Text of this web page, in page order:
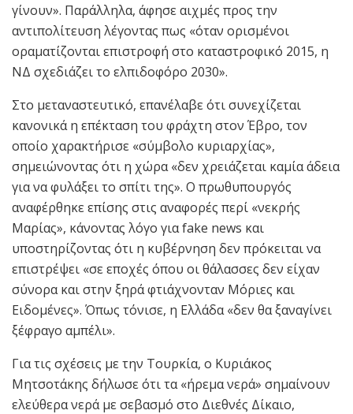
γίνουν». Παράλληλα, άφησε αιχμές προς την
αντιπολίτευση λέγοντας πως «όταν ορισμένοι
οραματίζονται επιστροφή στο καταστροφικό 2015, η
ΝΔ σχεδιάζει το ελπιδοφόρο 2030».
Στο μεταναστευτικό, επανέλαβε ότι συνεχίζεται
κανονικά η επέκταση του φράχτη στον Έβρο, τον
οποίο χαρακτήρισε «σύμβολο κυριαρχίας»,
σημειώνοντας ότι η χώρα «δεν χρειάζεται καμία άδεια
για να φυλάξει το σπίτι της». Ο πρωθυπουργός
αναφέρθηκε επίσης στις αναφορές περί «νεκρής
Μαρίας», κάνοντας λόγο για fake news και
υποστηρίζοντας ότι η κυβέρνηση δεν πρόκειται να
επιστρέψει «σε εποχές όπου οι θάλασσες δεν είχαν
σύνορα και στην ξηρά φτιάχνονταν Μόριες και
Ειδομένες». Όπως τόνισε, η Ελλάδα «δεν θα ξαναγίνει
ξέφραγο αμπέλι».
Για τις σχέσεις με την Τουρκία, ο Κυριάκος
Μητσοτάκης δήλωσε ότι τα «ήρεμα νερά» σημαίνουν
ελεύθερα νερά με σεβασμό στο Διεθνές Δίκαιο,